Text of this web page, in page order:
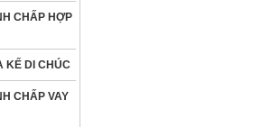
CHẤP HỢP
KẾ DI CHÚC
CHẤP VAY